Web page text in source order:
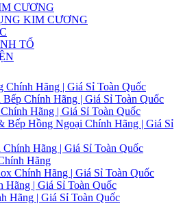
CƯƠNG
KIM CƯƠNG
TỐ
Chính Hãng | Giá Sỉ Toàn Quốc
Chính Hãng | Giá Sỉ Toàn Quốc
Hãng | Giá Sỉ Toàn Quốc
Bếp Hồng Ngoại Chính Hãng | Giá Sỉ
Hãng | Giá Sỉ Toàn Quốc
Hãng
Chính Hãng | Giá Sỉ Toàn Quốc
Hãng | Giá Sỉ Toàn Quốc
Hãng | Giá Sỉ Toàn Quốc